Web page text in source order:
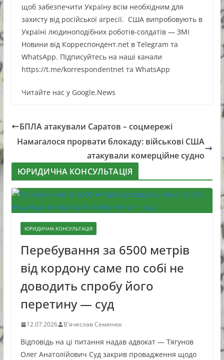
щоб забезпечити Україну всім необхідним для
захисту від російської агресії. США випробовують в
Україні людиноподібних роботів-солдатів — ЗМІ
Новини від Корреспондент.net в Telegram та
WhatsApp. Підписуйтесь на наші канали
https://t.me/korrespondentnet та WhatsApp
Читайте нас у Google.News
БПЛА атакували Саратов – соцмережі
Намагалося прорвати блокаду: військові США
атакували комерційне судно
ЮРИДИЧНА КОНСУЛЬТАЦІЯ
ЮРИДИЧНА КОНСУЛЬТАЦІЯ
Перебування за 6500 метрів
від кордону саме по собі не
доводить спробу його
перетину — суд
12.07.2026 В'ячеслав Семенюк
Відповідь на ці питання надав адвокат — Тягунов
Олег Анатолійович Суд закрив провадження щодо